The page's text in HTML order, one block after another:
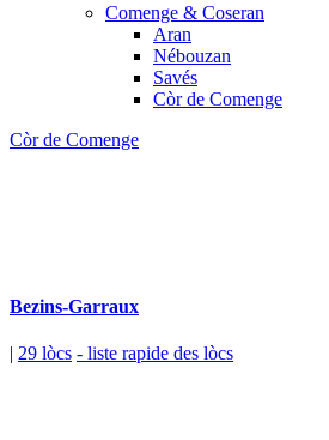
Comenge & Coseran
Aran
Nébouzan
Savés
Còr de Comenge
Còr de Comenge
Bezins-Garraux
| 29 lòcs - liste rapide des lòcs